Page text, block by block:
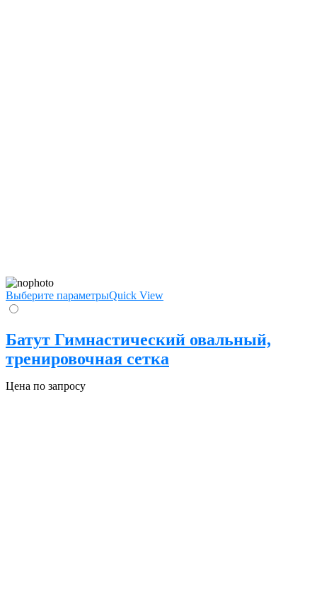
Выберите параметрыQuick View
Батут Гимнастический овальный,
тренировочная сетка
Цена по запросу